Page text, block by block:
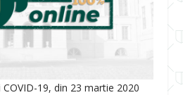
19, din 23 martie 2020